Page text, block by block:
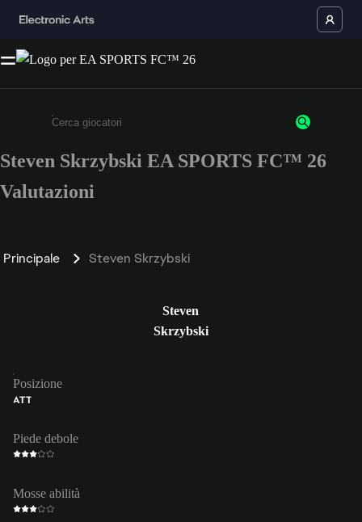
Inserisci un minimo di 3 caratteri o numeri.
Steven Skrzybski EA SPORTS FC™ 26
Valutazioni
Principale Steven Skrzybski
Steven
Skrzybski
Posizione
ATT
Piede debole
Mosse abilità